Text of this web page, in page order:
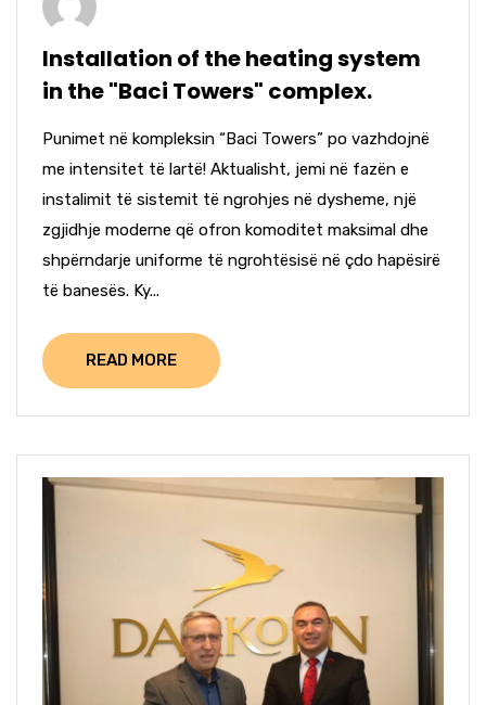
Installation of the heating system
in the "Baci Towers" complex.
Punimet në kompleksin “Baci Towers” po vazhdojnë
me intensitet të lartë! Aktualisht, jemi në fazën e
instalimit të sistemit të ngrohjes në dysheme, një
zgjidhje moderne që ofron komoditet maksimal dhe
shpërndarje uniforme të ngrohtësisë në çdo hapësirë
të banesës. Ky...
READ MORE